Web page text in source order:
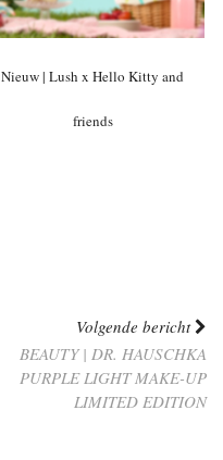
Nieuw | Lush x Hello Kitty and
friends
Volgende bericht
BEAUTY | DR. HAUSCHKA
PURPLE LIGHT MAKE-UP
LIMITED EDITION